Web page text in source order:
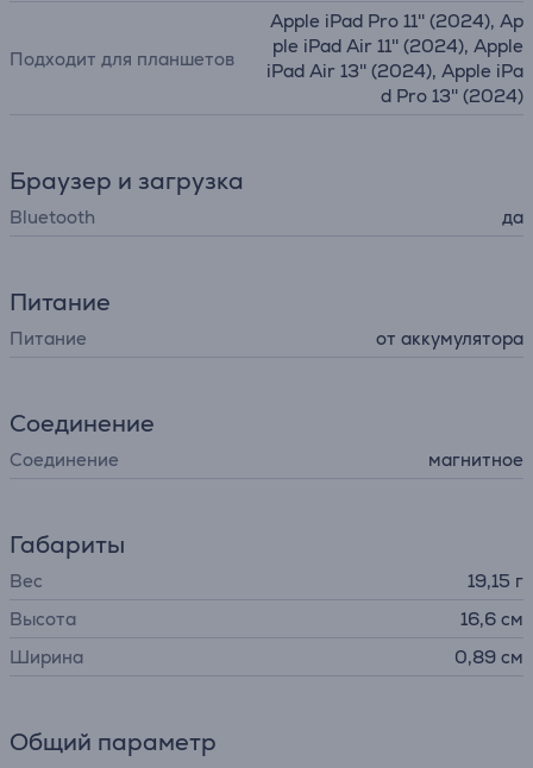
Подходит для планшетов
Apple iPad Pro 11'' (2024), Ap
ple iPad Air 11'' (2024), Apple
iPad Air 13'' (2024), Apple iPa
d Pro 13'' (2024)
Браузер и загрузка
Bluetooth да
Питание
Питание от аккумулятора
Соединение
Соединение магнитное
Габариты
Вес
19,15 г
Высота
16,6 см
Ширина
0,89 см
Общий параметр